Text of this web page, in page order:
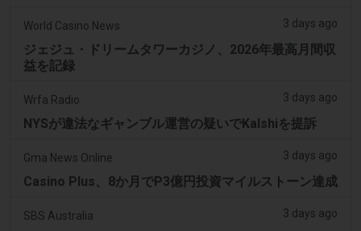
World Casino News 3 days ago
ジェジュ・ドリームタワーカジノ、2026年最高月間収
益を記録
Wrfa Radio 3 days ago
NYSが違法なギャンブル運営の疑いでKalshiを提訴
Gma News Online 3 days ago
Casino Plus、8か月でP3億円投資マイルストーン達成
SBS Australia 3 days ago